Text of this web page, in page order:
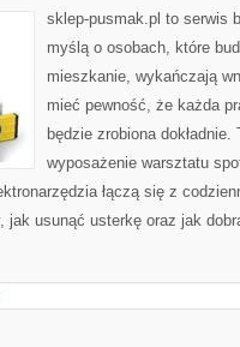
sklep-pusmak.pl to serwis
myślą o osobach, które
mieszkanie, wykańczają
mieć pewność, że każda
będzie zrobiona
wyposażenie warsztatu
łączą się z
usunąć usterkę oraz jak